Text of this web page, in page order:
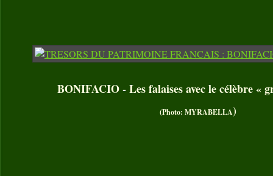
BONIFACIO - Les falaises avec le célèbre «
(Photo: MYRABELLA)